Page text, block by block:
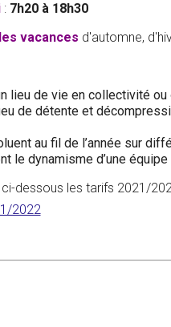
: 7h20 à 18h30
vacances d'automne,
lieu de vie en collectivité ou
de détente et
au fil de l’année sur
le dynamisme d’une
dessous les tarifs 2021/
2022